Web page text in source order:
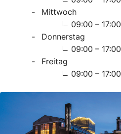
Mittwoch
09:00 – 17:00
Donnerstag
09:00 – 17:00
Freitag
09:00 – 17:00